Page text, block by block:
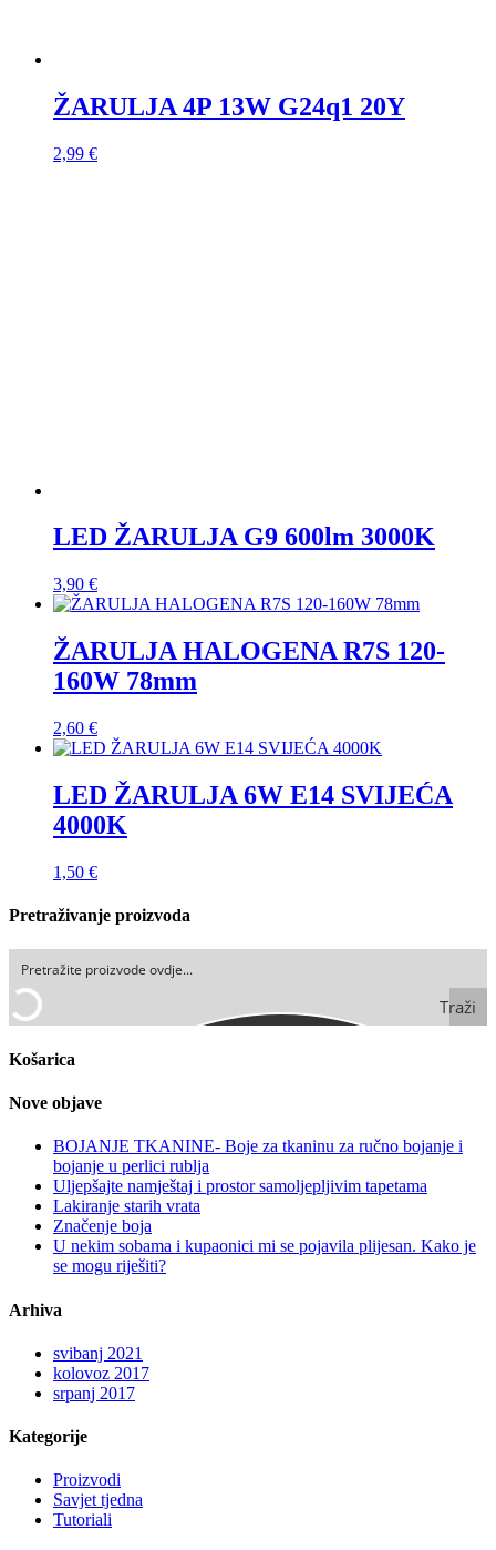
ŽARULJA 4P 13W G24q1 20Y
2,99 €
LED ŽARULJA G9 600lm 3000K
3,90 €
ŽARULJA HALOGENA R7S 120-
160W 78mm
2,60 €
LED ŽARULJA 6W E14 SVIJEĆA
4000K
1,50 €
Pretraživanje proizvoda
Traži
Košarica
Nove objave
BOJANJE TKANINE- Boje za tkaninu za ručno bojanje i
bojanje u perlici rublja
Uljepšajte namještaj i prostor samoljepljivim tapetama
Lakiranje starih vrata
Značenje boja
U nekim sobama i kupaonici mi se pojavila plijesan. Kako je
se mogu riješiti?
Arhiva
svibanj 2021
kolovoz 2017
srpanj 2017
Kategorije
Proizvodi
Savjet tjedna
Tutoriali